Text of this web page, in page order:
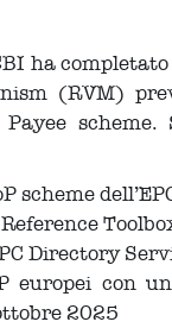
ha
(RVM)
scheme
Directory
europei con
2025